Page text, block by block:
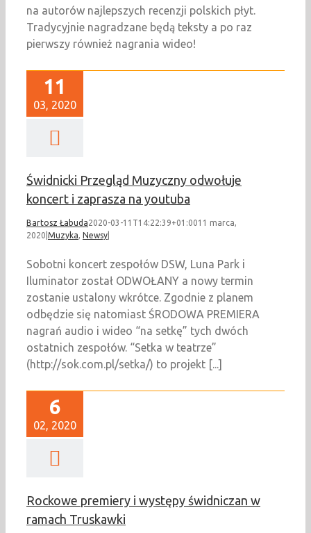
na autorów najlepszych recenzji polskich płyt.
Tradycyjnie nagradzane będą teksty a po raz
pierwszy również nagrania wideo!
11
03, 2020
Świdnicki Przegląd Muzyczny odwołuje
koncert i zaprasza na youtuba
Bartosz Łabuda2020-03-11T14:22:39+01:0011 marca,
2020 Muzyka, Newsy
Sobotni koncert zespołów DSW, Luna Park i
Iluminator został ODWOŁANY a nowy termin
zostanie ustalony wkrótce. Zgodnie z planem
odbędzie się natomiast ŚRODOWA PREMIERA
nagrań audio i wideo “na setkę” tych dwóch
ostatnich zespołów. “Setka w teatrze”
(http://sok.com.pl/setka/) to projekt [...]
6
02, 2020
Rockowe premiery i występy świdniczan w
ramach Truskawki